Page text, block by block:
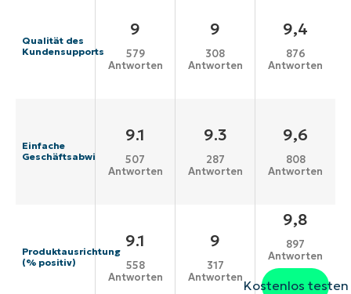
Qualität des
Kundensupports
9
579
Antworten
9
308
Antworten
9,4
876
Antworten
Einfache
Geschäftsabwicklung
9.1
507
Antworten
9.3
287
Antworten
9,6
808
Antworten
Produktausrichtung
(% positiv)
9.1
558
Antworten
9
317
Antworten
9,8
897
Antworten
Kostenlos testen